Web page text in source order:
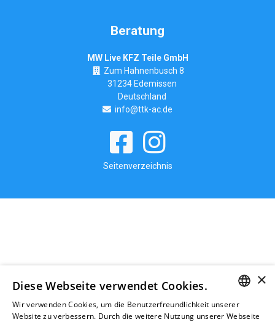
Beratung
MW Live KFZ Teile GmbH
Zum Hahnenbusch 8
31234 Edemissen
Deutschland
info@ttk-ac.de
Seitenverzeichnis
GERMAN
×
Diese Webseite verwendet Cookies.
Wir verwenden Cookies, um die Benutzerfreundlichkeit unserer
Website zu verbessern. Durch die weitere Nutzung unserer Webseite